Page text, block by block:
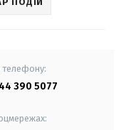
390 5077